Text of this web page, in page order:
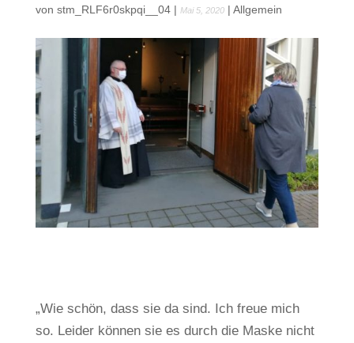
von stm_RLF6r0skpqi__04| Mai 5, 2020| Allgemein
„Wie schön, dass sie da sind. Ich freue mich
so. Leider können sie es durch die Maske nicht